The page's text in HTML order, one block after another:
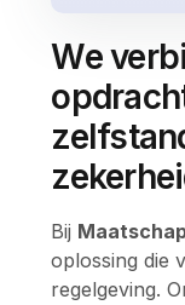
We
Bij
oplossing die
regelgeving.